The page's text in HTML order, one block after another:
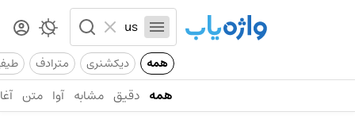
همه دیکشنری مترادف
همه دقیق مشابه آوا متن